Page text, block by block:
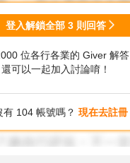
登入解鎖全部 3 則回答
位各行各業的 Giver 解答
還可以一起加入討論唷！
有 104 帳號嗎？ 現在去註冊